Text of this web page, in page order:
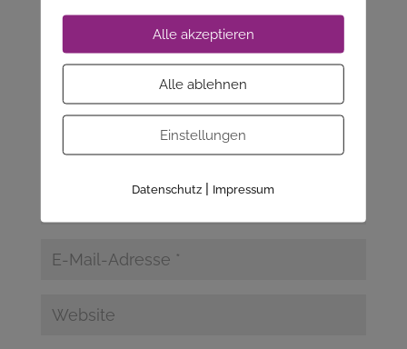
Alle akzeptieren
Alle ablehnen
Einstellungen
Datenschutz | Impressum